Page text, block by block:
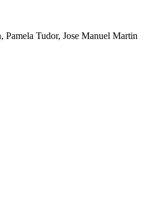
Pamela Tudor, Jose Manuel Martin